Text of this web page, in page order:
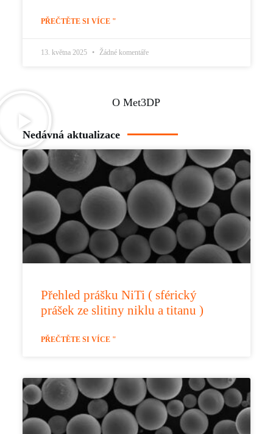
PŘEČTĚTE SI VÍCE "
13. května 2025 Žádné komentáře
O Met3DP
Nedávná aktualizace
Přehled prášku NiTi ( sférický
prášek ze slitiny niklu a titanu )
PŘEČTĚTE SI VÍCE "